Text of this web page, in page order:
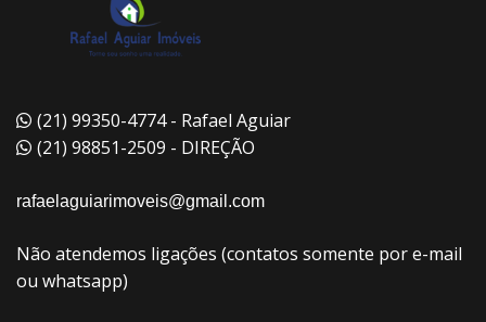
(21) 99350-4774 - Rafael Aguiar
(21) 98851-2509 - DIREÇÃO
rafaelaguiarimoveis@gmail.com
Não atendemos ligações (contatos somente por e-mail
ou whatsapp)